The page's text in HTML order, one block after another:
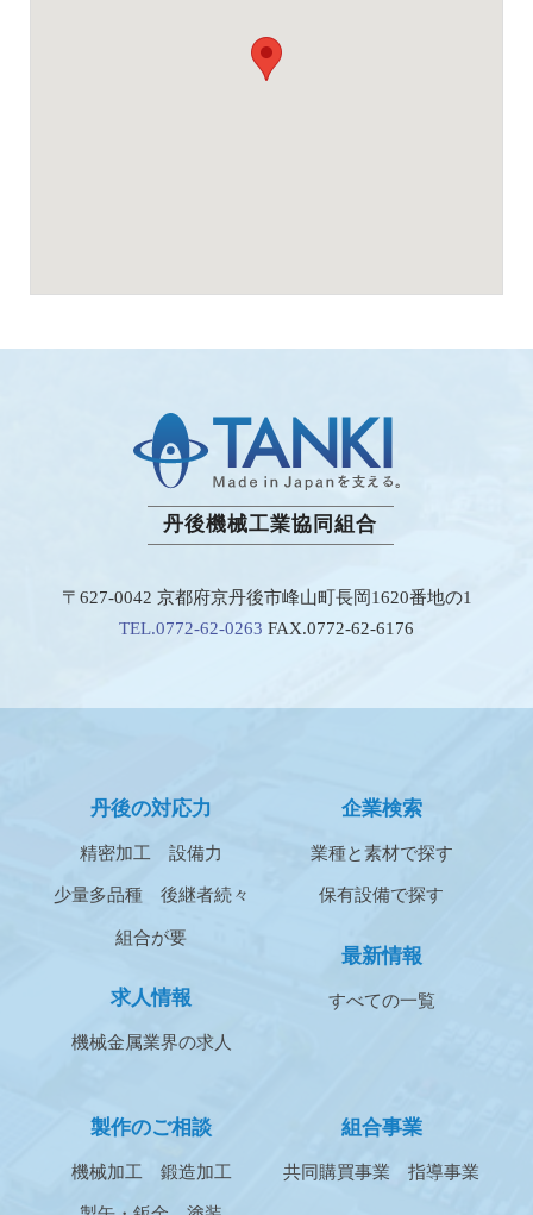
丹後機械工業協同組合
〒627-0042 京都府京丹後市峰山町長岡1620番地の1
TEL.0772-62-0263 FAX.0772-62-6176
丹後の対応力
精密加工 設備力
少量多品種 後継者続々
組合が要
求人情報
機械金属業界の求人
企業検索
業種と素材で探す
保有設備で探す
最新情報
すべての一覧
製作のご相談
機械加工 鍛造加工
組合事業
共同購買事業 指導事業